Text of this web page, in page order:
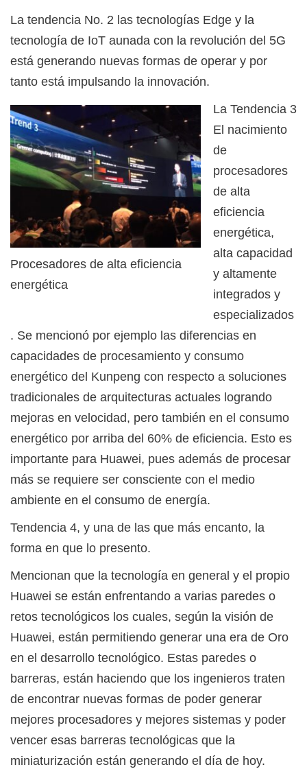
La tendencia No. 2 las tecnologías Edge y la
tecnología de IoT aunada con la revolución del 5G
está generando nuevas formas de operar y por
tanto está impulsando la innovación.
Procesadores de alta eficiencia
energética
La Tendencia 3
El nacimiento
de
procesadores
de alta
eficiencia
energética,
alta capacidad
y altamente
integrados y
especializados
. Se mencionó por ejemplo las diferencias en
capacidades de procesamiento y consumo
energético del Kunpeng con respecto a soluciones
tradicionales de arquitecturas actuales logrando
mejoras en velocidad, pero también en el consumo
energético por arriba del 60% de eficiencia. Esto es
importante para Huawei, pues además de procesar
más se requiere ser consciente con el medio
ambiente en el consumo de energía.
Tendencia 4, y una de las que más encanto, la
forma en que lo presento.
Mencionan que la tecnología en general y el propio
Huawei se están enfrentando a varias paredes o
retos tecnológicos los cuales, según la visión de
Huawei, están permitiendo generar una era de Oro
en el desarrollo tecnológico. Estas paredes o
barreras, están haciendo que los ingenieros traten
de encontrar nuevas formas de poder generar
mejores procesadores y mejores sistemas y poder
vencer esas barreras tecnológicas que la
miniaturización están generando el día de hoy.